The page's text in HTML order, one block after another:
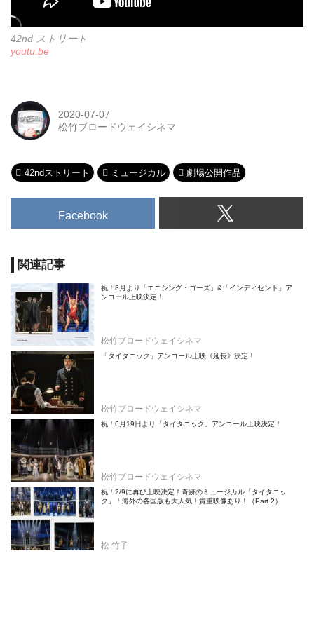
42nd ストリート
youtu.be
2020-07-07
松竹ブロードウェイシネマ
42ndストリート ミュージカル 劇場公開作品
Facebook
関連記事
祝！8月より「エニシング・ゴーズ」&「インディセント」ア
ンコール上映決定！
松竹ブロードウェイシネマ
「タイタニック」アンコール上映《延長》決定！
松竹ブロードウェイシネマ
祝！6月19日より「タイタニック」アンコール上映決定！
松竹ブロードウェイシネマ
祝！2/9に再び上映決定！奇跡のミュージカル「タイタニッ
ク」！海外の各国版も大人気！貴重映像あり！（Part 2）
松 竹子